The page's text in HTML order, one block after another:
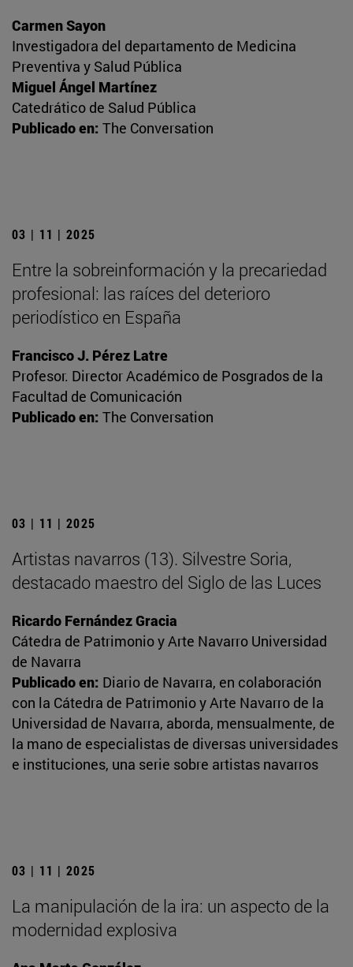
Carmen Sayon
Investigadora del departamento de Medicina
Preventiva y Salud Pública
Miguel Ángel Martínez
Catedrático de Salud Pública
Publicado en: The Conversation
03 | 11 | 2025
Entre la sobreinformación y la precariedad
profesional: las raíces del deterioro
periodístico en España
Francisco J. Pérez Latre
Profesor. Director Académico de Posgrados de la
Facultad de Comunicación
Publicado en: The Conversation
03 | 11 | 2025
Artistas navarros (13). Silvestre Soria,
destacado maestro del Siglo de las Luces
Ricardo Fernández Gracia
Cátedra de Patrimonio y Arte Navarro Universidad
de Navarra
Publicado en: Diario de Navarra, en colaboración
con la Cátedra de Patrimonio y Arte Navarro de la
Universidad de Navarra, aborda, mensualmente, de
la mano de especialistas de diversas universidades
e instituciones, una serie sobre artistas navarros
03 | 11 | 2025
La manipulación de la ira: un aspecto de la
modernidad explosiva